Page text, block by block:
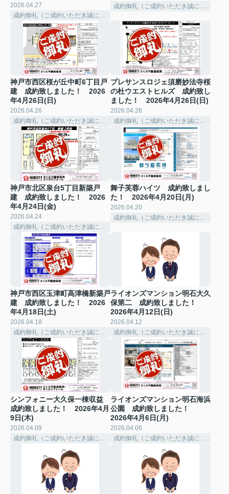
2026.04.27
神戸市西区桜が丘中町6丁目戸
建 成約致しました！ 2026
年4月26日(日)
2026.04.26
成約御礼（ご成約いただき誠にありがとうございました。）
プレサンスロジェ須磨妙法寺桜
の杜ウエストヒルズ 成約致し
ました！ 2026年4月26日(日)
2026.04.26
成約御礼（ご成約いただき誠にありがとうございました。）
神戸市北区泉台5丁目新築戸
建 成約致しました！ 2026
年4月24日(金)
2026.04.24
舞子芙蓉ハイツ 成約致しまし
た！ 2026年4月20日(月)
2026.04.20
神戸市西区玉津町高津橋新築戸
建 成約致しました！ 2026
年4月18日(土)
2026.04.18
成約御礼（ご成約いただき誠にありがとうございました。）
ライオンズマンション明石大久
保第二 成約致しました！
2026年4月12日(日)
2026.04.12
成約御礼（ご成約いただき誠にありがとうございました。）
シンフォニー大久保一棟収益
成約致しました！ 2026年4月
9日(木)
2026.04.09
ライオンズマンション明石海浜
公園 成約致しました！
2026年4月6日(月)
2026.04.06